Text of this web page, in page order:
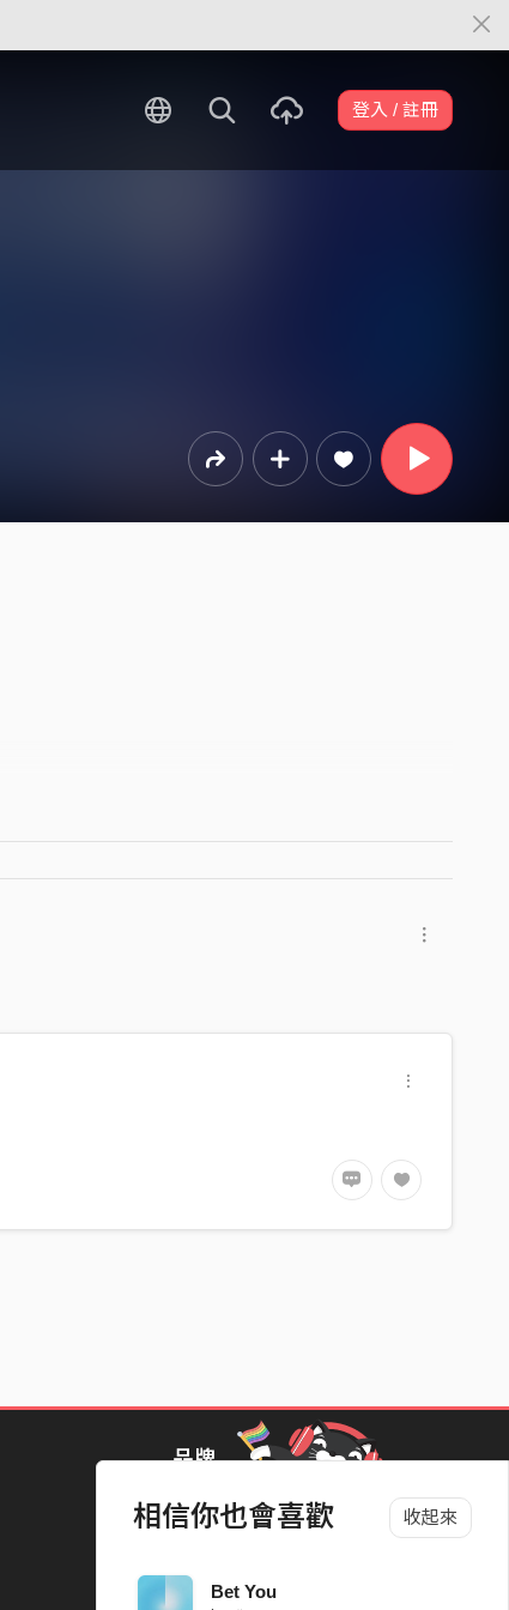
登入 / 註冊
相信你也會喜歡 收起來
Bet You
品牌
StreetVoice Awards 街聲音樂獎
Blow 吹音樂
Packer 派歌